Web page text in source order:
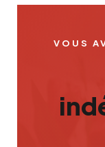
VOUS